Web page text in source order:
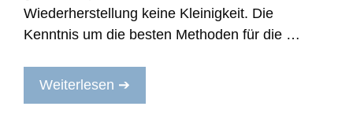
Wiederherstellung keine Kleinigkeit. Die
Kenntnis um die besten Methoden für die …
Weiterlesen ➔